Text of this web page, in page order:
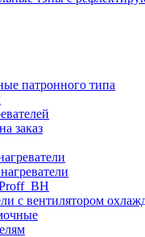
патронного типа
заказ
с вентилятором